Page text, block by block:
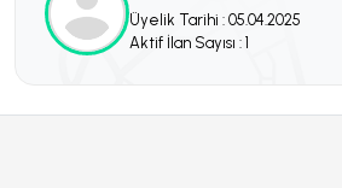
Üyelik Tarihi : 05.04.2025
Aktif İlan Sayısı : 1